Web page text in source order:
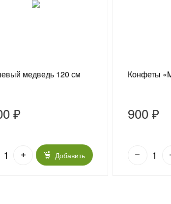
медведь 120 см
₽
Добавить
Конфеты
900 ₽